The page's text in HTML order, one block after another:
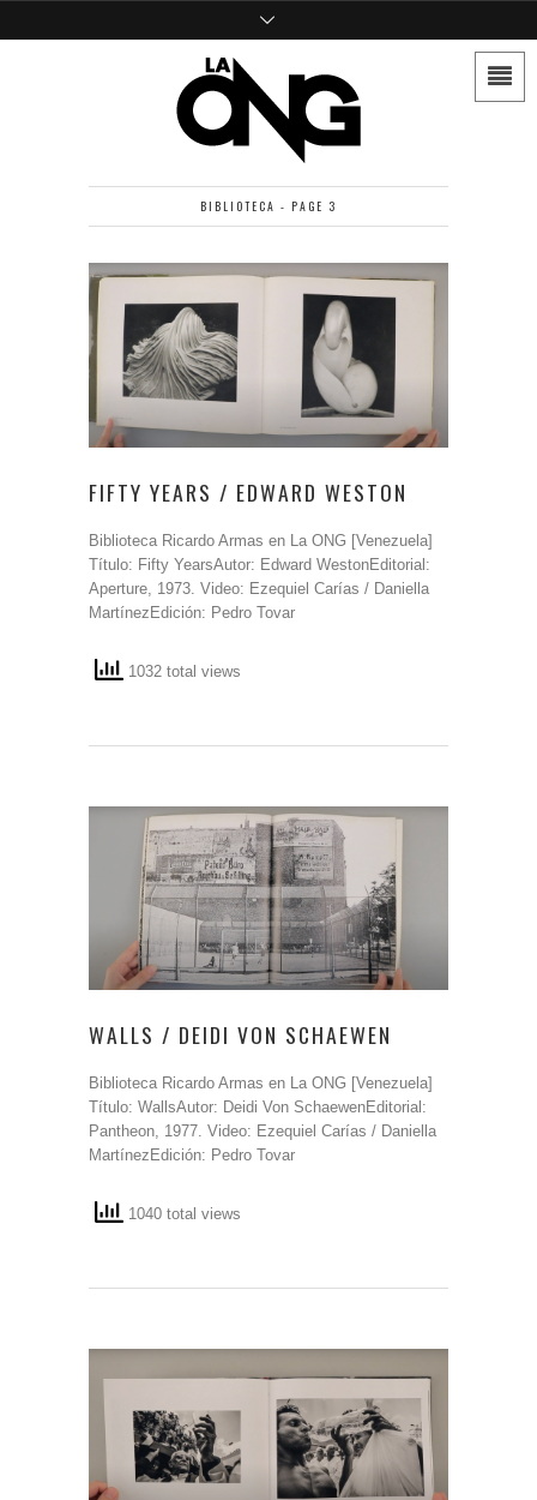
BIBLIOTECA - PAGE 3
FIFTY YEARS / EDWARD WESTON
Biblioteca Ricardo Armas en La ONG [Venezuela]
Título: Fifty YearsAutor: Edward WestonEditorial:
Aperture, 1973. Video: Ezequiel Carías / Daniella
MartínezEdición: Pedro Tovar
1032 total views
WALLS / DEIDI VON SCHAEWEN
Biblioteca Ricardo Armas en La ONG [Venezuela]
Título: WallsAutor: Deidi Von SchaewenEditorial:
Pantheon, 1977. Video: Ezequiel Carías / Daniella
MartínezEdición: Pedro Tovar
1040 total views